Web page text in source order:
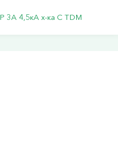
3А 4,5кА х-ка С TDM